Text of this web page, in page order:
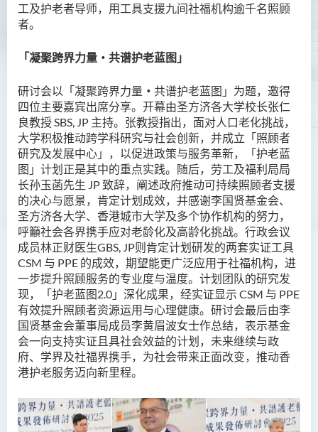
工及护老者导师，用工具支援九间社福机构逾千名照顾
者。
「凝聚跨界力量‧共谱护老蓝图 」
研讨会以「凝聚跨界力量 ‧ 共谱护老蓝图」为题，邀得
四位主要嘉宾出席分享。开幕由圣方济各大学校长张仁
良教授 SBS, JP 主持。张教授指出，面对人口老化挑战，
大学积极推动跨学科研究与社会创新，并成立「照顾者
研究及发展中心」，以促进政策与服务革新，「护老蓝
图」计划正是其中的重点实践。随后，劳工及福利局局
长孙玉菡先生 JP致辞，阐述政府推动可持续照顾者支援
的决心与愿景，肯定计划成效，并感谢李国贤基金会、
圣方济各大学、香港城市大学及多个协作机构的努力，
呼籲社会各界携手应对老龄化及高龄化挑战。行政会议
成员林正财医生GBS, JP则肯定计划研发的两套实证工具
CSM 与 PPE 的成效，期望能更广泛应用于社福机构，进
一步提升照顾服务的专业度与温度。计划团队的研究发
现，「护老蓝图2.0 」深化成果，经实证显示 CSM 与 PPE
有效提升照顾者资源运用与心理健康。研讨会最后由李
国贤基金会董事局成员李黄眉波女士作总结，表示基金
会一向支持实证且具社会效益的计划，未来继续与政
府、学界及社福界携手，为社会带来正面改变，推动香
港护老服务迈向新里程。